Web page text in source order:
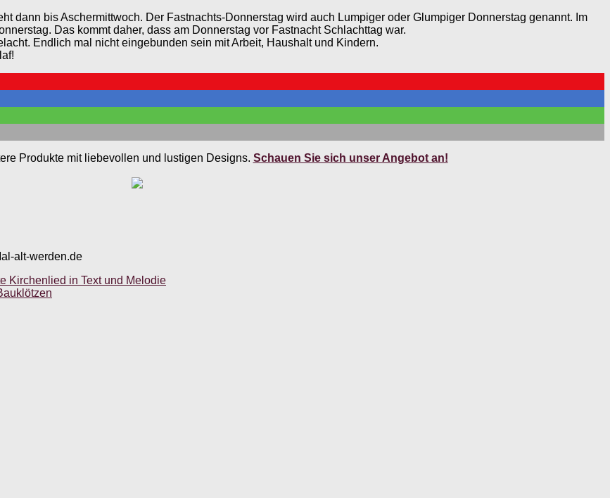
dann bis Aschermittwoch. Der Fastnachts-Donnerstag wird auch Lumpiger oder Glumpiger Donnerstag genannt. Im
Das kommt daher, dass am Donnerstag vor Fastnacht Schlachttag war.
Endlich mal nicht eingebunden sein mit Arbeit, Haushalt und Kindern.
Produkte mit liebevollen und lustigen Designs. Schauen Sie sich unser Angebot an!
alt-werden.de
Kirchenlied in Text und Melodie